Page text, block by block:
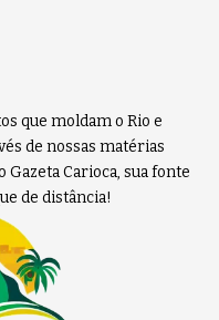
que moldam o Rio e
de nossas matérias
Carioca, sua fonte
de distância!